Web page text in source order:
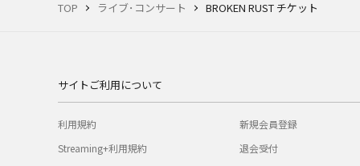
TOP ライブ･コンサート BROKEN RUST チケット
サイトご利用について
利用規約
Streaming+利用規約
新規会員登録
退会受付